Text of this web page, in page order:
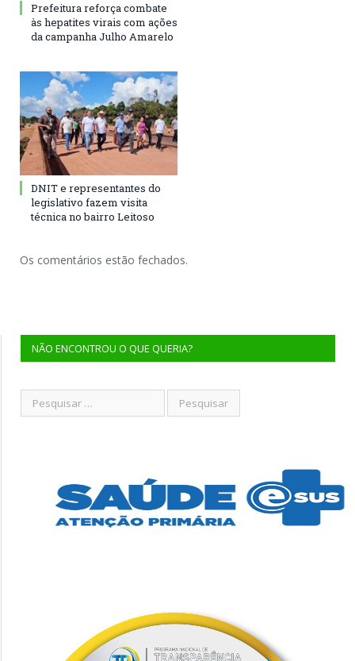
Prefeitura reforça combate
às hepatites virais com ações
da campanha Julho Amarelo
DNIT e representantes do
legislativo fazem visita
técnica no bairro Leitoso
Os comentários estão fechados.
NÃO ENCONTROU O QUE QUERIA?